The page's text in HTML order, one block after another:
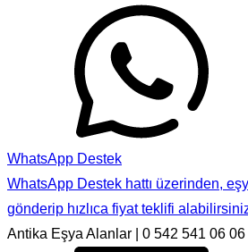
WhatsApp Destek
WhatsApp Destek hattı üzerinden,
gönderip hızlıca fiyat teklifi
Antika Eşya Alanlar | 0 542 541 06